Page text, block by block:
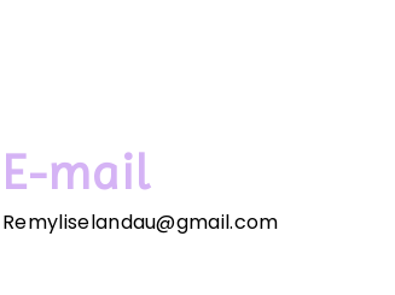
E-mail
Remyliselandau@gmail.com